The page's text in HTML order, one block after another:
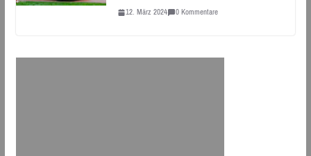
12. März 2024 0 Kommentare